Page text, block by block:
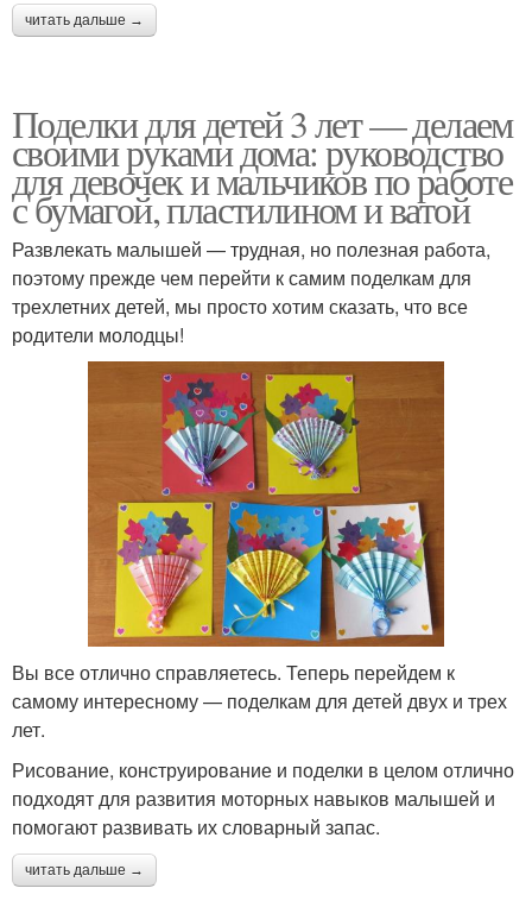
Год для детей
Поделка из природного
Поделки из листьев
Поделки на новый год
Поделки для детского
Поделки из корзины Осенняя поделка
Необычные поделки
читать дальше →
Поделки для детей 3 лет — делаем
своими руками дома: руководство
для девочек и мальчиков по работе
с бумагой, пластилином и ватой
Развлекать малышей — трудная, но полезная работа,
поэтому прежде чем перейти к самим поделкам для
трехлетних детей, мы просто хотим сказать, что все
родители молодцы!
Вы все отлично справляетесь. Теперь перейдем к
самому интересному — поделкам для детей двух и трех
лет.
Рисование, конструирование и поделки в целом отлично
подходят для развития моторных навыков малышей и
помогают развивать их словарный запас.
читать дальше →